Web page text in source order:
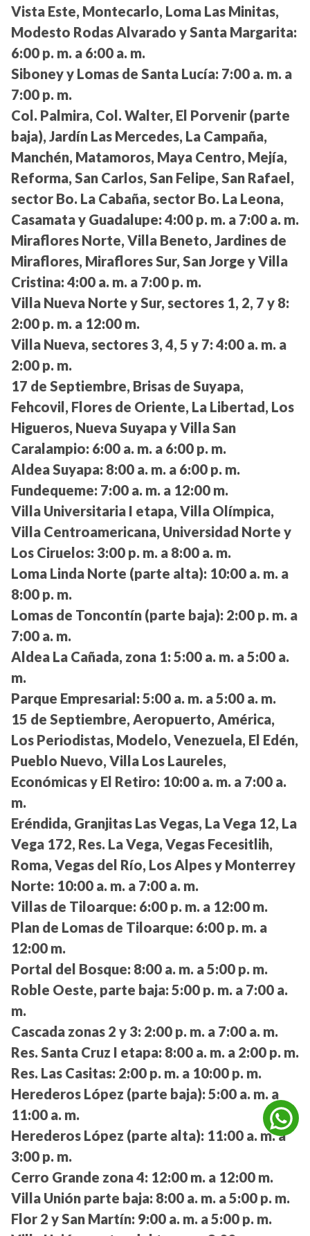
Vista Este, Montecarlo, Loma Las Minitas,
Modesto Rodas Alvarado y Santa Margarita:
6:00 p. m. a 6:00 a. m.
Siboney y Lomas de Santa Lucía: 7:00 a. m. a
7:00 p. m.
Col. Palmira, Col. Walter, El Porvenir (parte
baja), Jardín Las Mercedes, La Campaña,
Manchén, Matamoros, Maya Centro, Mejía,
Reforma, San Carlos, San Felipe, San Rafael,
sector Bo. La Cabaña, sector Bo. La Leona,
Casamata y Guadalupe: 4:00 p. m. a 7:00 a. m.
Miraflores Norte, Villa Beneto, Jardines de
Miraflores, Miraflores Sur, San Jorge y Villa
Cristina: 4:00 a. m. a 7:00 p. m.
Villa Nueva Norte y Sur, sectores 1, 2, 7 y 8:
2:00 p. m. a 12:00 m.
Villa Nueva, sectores 3, 4, 5 y 7: 4:00 a. m. a
2:00 p. m.
17 de Septiembre, Brisas de Suyapa,
Fehcovil, Flores de Oriente, La Libertad, Los
Higueros, Nueva Suyapa y Villa San
Caralampio: 6:00 a. m. a 6:00 p. m.
Aldea Suyapa: 8:00 a. m. a 6:00 p. m.
Fundequeme: 7:00 a. m. a 12:00 m.
Villa Universitaria I etapa, Villa Olímpica,
Villa Centroamericana, Universidad Norte y
Los Ciruelos: 3:00 p. m. a 8:00 a. m.
Loma Linda Norte (parte alta): 10:00 a. m. a
8:00 p. m.
Lomas de Toncontín (parte baja): 2:00 p. m. a
7:00 a. m.
Aldea La Cañada, zona 1: 5:00 a. m. a 5:00 a.
m.
Parque Empresarial: 5:00 a. m. a 5:00 a. m.
15 de Septiembre, Aeropuerto, América,
Los Periodistas, Modelo, Venezuela, El Edén,
Pueblo Nuevo, Villa Los Laureles,
Económicas y El Retiro: 10:00 a. m. a 7:00 a.
m.
Eréndida, Granjitas Las Vegas, La Vega 12, La
Vega 172, Res. La Vega, Vegas Fecesitlih,
Roma, Vegas del Río, Los Alpes y Monterrey
Norte: 10:00 a. m. a 7:00 a. m.
Villas de Tiloarque: 6:00 p. m. a 12:00 m.
Plan de Lomas de Tiloarque: 6:00 p. m. a
12:00 m.
Portal del Bosque: 8:00 a. m. a 5:00 p. m.
Roble Oeste, parte baja: 5:00 p. m. a 7:00 a.
m.
Cascada zonas 2 y 3: 2:00 p. m. a 7:00 a. m.
Res. Santa Cruz I etapa: 8:00 a. m. a 2:00 p. m.
Res. Las Casitas: 2:00 p. m. a 10:00 p. m.
Herederos López (parte baja): 5:00 a. m. a
11:00 a. m.
Herederos López (parte alta): 11:00 a. m. a
3:00 p. m.
Cerro Grande zona 4: 12:00 m. a 12:00 m.
Villa Unión parte baja: 8:00 a. m. a 5:00 p. m.
Flor 2 y San Martín: 9:00 a. m. a 5:00 p. m.